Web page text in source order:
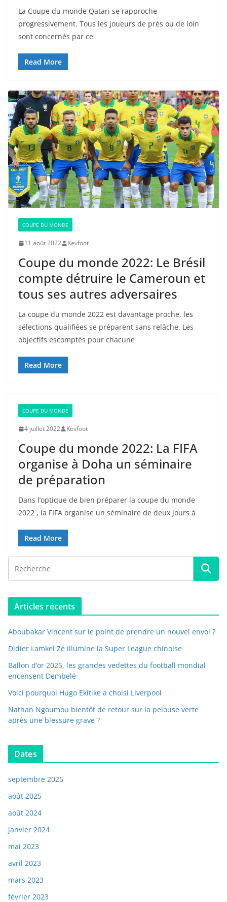
La Coupe du monde Qatari se rapproche
progressivement. Tous les joueurs de près ou de loin
sont concernés par ce
Read More
COUPE DU MONDE
11 août 2022 Kevfoot
Coupe du monde 2022: Le Brésil
compte détruire le Cameroun et
tous ses autres adversaires
La coupe du monde 2022 est davantage proche, les
sélections qualifiées se préparent sans relâche. Les
objectifs escomptés pour chacune
Read More
COUPE DU MONDE
4 juillet 2022 Kevfoot
Coupe du monde 2022: La FIFA
organise à Doha un séminaire
de préparation
Dans l’optique de bien préparer la coupe du monde
2022 , la FIFA organise un séminaire de deux jours à
Read More
Articles récents
Aboubakar Vincent sur le point de prendre un nouvel envol ?
Didier Lamkel Zé illumine la Super League chinoise
Ballon d’or 2025, les grandes vedettes du football mondial
encensent Dembelé
Voici pourquoi Hugo Ekitike a choisi Liverpool
Nathan Ngoumou bientôt de retour sur la pelouse verte
après une blessure grave ?
Dates
septembre 2025
août 2025
août 2024
janvier 2024
mai 2023
avril 2023
mars 2023
février 2023